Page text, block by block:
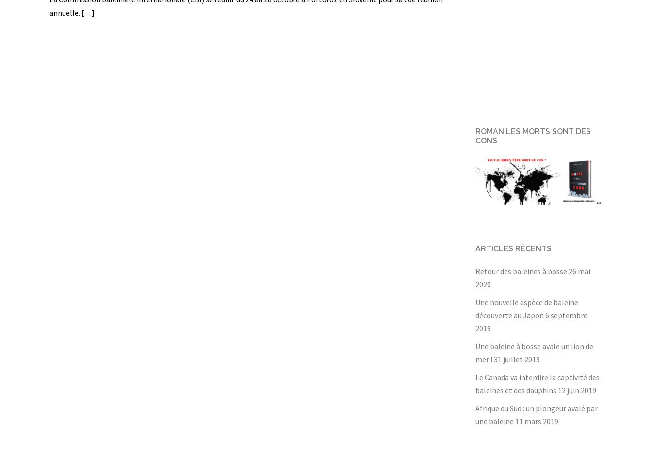
annuelle. […]
ROMAN LES MORTS SONT DES
CONS
ARTICLES RÉCENTS
Retour des baleines à bosse 26 mai
2020
Une nouvelle espèce de baleine
découverte au Japon 6 septembre
2019
Une baleine à bosse avale un lion de
mer ! 31 juillet 2019
Le Canada va interdire la captivité des
baleines et des dauphins 12 juin 2019
Afrique du Sud : un plongeur avalé par
une baleine 11 mars 2019